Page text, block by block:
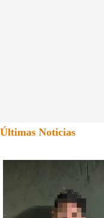
Últimas Noticias